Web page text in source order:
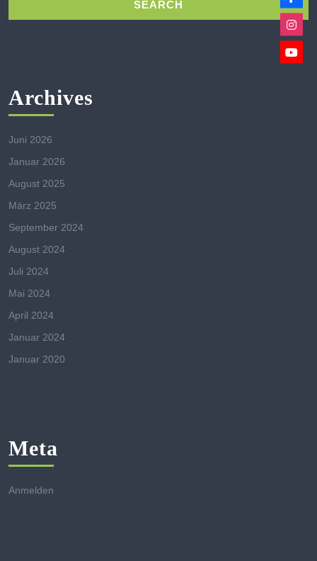
Archives
Juni 2026
Januar 2026
August 2025
März 2025
September 2024
August 2024
Juli 2024
Mai 2024
April 2024
Januar 2024
Januar 2020
Meta
Anmelden